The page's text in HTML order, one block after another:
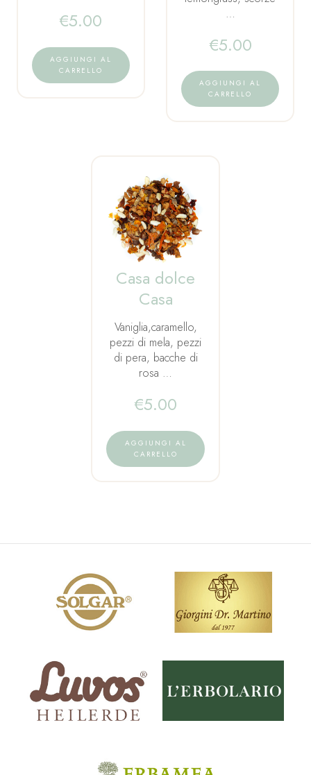
€5.00
AGGIUNGI AL
CARRELLO
…
€5.00
AGGIUNGI AL
CARRELLO
Casa dolce
Casa
Vaniglia,caramello,
pezzi di mela, pezzi
di pera, bacche di
rosa …
€5.00
AGGIUNGI AL
CARRELLO